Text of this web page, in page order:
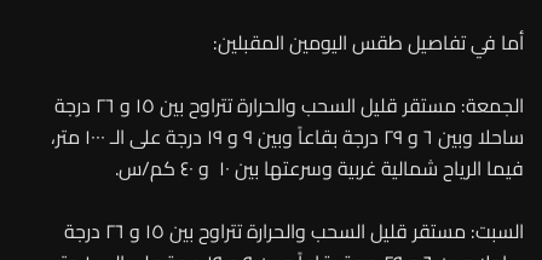
أما في تفاصيل طقس اليومين المقبلين:
الجمعة: مستقر قليل السحب والحرارة تتراوح بين ١٥ و ٢٦ درجة
ساحلا وبين ٦ و ٢٩ درجة بقاعاً وبين ٩ و ١٩ درجة على الـ ١٠٠٠ متر،
فيما الرياح شمالية غربية وسرعتها بين ١٠ و ٤٠ كم/س.
السبت: مستقر قليل السحب والحرارة تتراوح بين ١٥ و ٢٦ درجة